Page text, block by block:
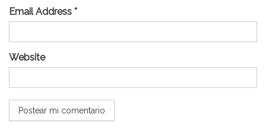
Email Address *
Website